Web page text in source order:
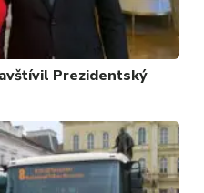
Prezidentský